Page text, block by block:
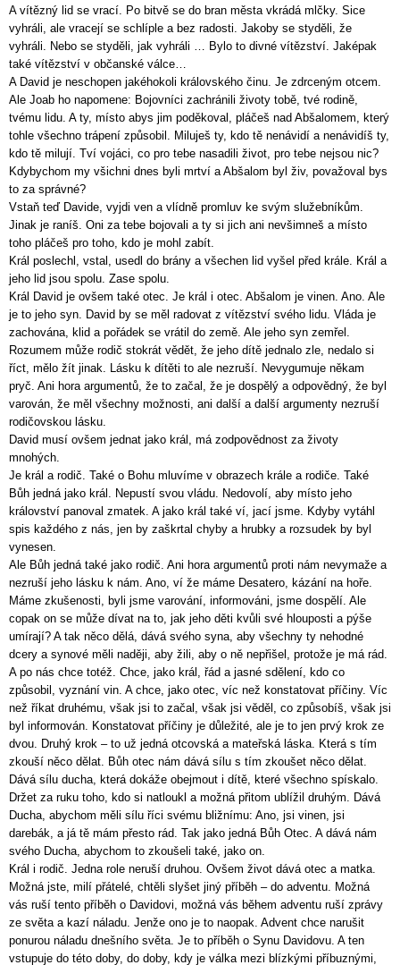
A vítězný lid se vrací. Po bitvě se do bran města vkrádá mlčky. Sice
vyhráli, ale vracejí se schlíple a bez radosti. Jakoby se styděli, že
vyhráli. Nebo se styděli, jak vyhráli … Bylo to divné vítězství. Jaképak
také vítězství v občanské válce…
A David je neschopen jakéhokoli královského činu. Je zdrceným otcem.
Ale Joab ho napomene: Bojovníci zachránili životy tobě, tvé rodině,
tvému lidu. A ty, místo abys jim poděkoval, pláčeš nad Abšalomem, který
tohle všechno trápení způsobil. Miluješ ty, kdo tě nenávidí a nenávidíš ty,
kdo tě milují. Tví vojáci, co pro tebe nasadili život, pro tebe nejsou nic?
Kdybychom my všichni dnes byli mrtví a Abšalom byl živ, považoval bys
to za správné?
Vstaň teď Davide, vyjdi ven a vlídně promluv ke svým služebníkům.
Jinak je raníš. Oni za tebe bojovali a ty si jich ani nevšimneš a místo
toho pláčeš pro toho, kdo je mohl zabít.
Král poslechl, vstal, usedl do brány a všechen lid vyšel před krále. Král a
jeho lid jsou spolu. Zase spolu.
Král David je ovšem také otec. Je král i otec. Abšalom je vinen. Ano. Ale
je to jeho syn. David by se měl radovat z vítězství svého lidu. Vláda je
zachována, klid a pořádek se vrátil do země. Ale jeho syn zemřel.
Rozumem může rodič stokrát vědět, že jeho dítě jednalo zle, nedalo si
říct, mělo žít jinak. Lásku k dítěti to ale nezruší. Nevygumuje někam
pryč. Ani hora argumentů, že to začal, že je dospělý a odpovědný, že byl
varován, že měl všechny možnosti, ani další a další argumenty nezruší
rodičovskou lásku.
David musí ovšem jednat jako král, má zodpovědnost za životy
mnohých.
Je král a rodič. Také o Bohu mluvíme v obrazech krále a rodiče. Také
Bůh jedná jako král. Nepustí svou vládu. Nedovolí, aby místo jeho
království panoval zmatek. A jako král také ví, jací jsme. Kdyby vytáhl
spis každého z nás, jen by zaškrtal chyby a hrubky a rozsudek by byl
vynesen.
Ale Bůh jedná také jako rodič. Ani hora argumentů proti nám nevymaže a
nezruší jeho lásku k nám. Ano, ví že máme Desatero, kázání na hoře.
Máme zkušenosti, byli jsme varování, informováni, jsme dospělí. Ale
copak on se může dívat na to, jak jeho děti kvůli své hlouposti a pýše
umírají? A tak něco dělá, dává svého syna, aby všechny ty nehodné
dcery a synové měli naději, aby žili, aby o ně nepřišel, protože je má rád.
A po nás chce totéž. Chce, jako král, řád a jasné sdělení, kdo co
způsobil, vyznání vin. A chce, jako otec, víc než konstatovat příčiny. Víc
než říkat druhému, však jsi to začal, však jsi věděl, co způsobíš, však jsi
byl informován. Konstatovat příčiny je důležité, ale je to jen prvý krok ze
dvou. Druhý krok – to už jedná otcovská a mateřská láska. Která s tím
zkouší něco dělat. Bůh otec nám dává sílu s tím zkoušet něco dělat.
Dává sílu ducha, která dokáže obejmout i dítě, které všechno spískalo.
Držet za ruku toho, kdo si natloukl a možná přitom ublížil druhým. Dává
Ducha, abychom měli sílu říci svému bližnímu: Ano, jsi vinen, jsi
darebák, a já tě mám přesto rád. Tak jako jedná Bůh Otec. A dává nám
svého Ducha, abychom to zkoušeli také, jako on.
Král i rodič. Jedna role neruší druhou. Ovšem život dává otec a matka.
Možná jste, milí přátelé, chtěli slyšet jiný příběh – do adventu. Možná
vás ruší tento příběh o Davidovi, možná vás během adventu ruší zprávy
ze světa a kazí náladu. Jenže ono je to naopak. Advent chce narušit
ponurou náladu dnešního světa. Je to příběh o Synu Davidovu. A ten
vstupuje do této doby, do doby, kdy je válka mezi blízkými příbuznými,